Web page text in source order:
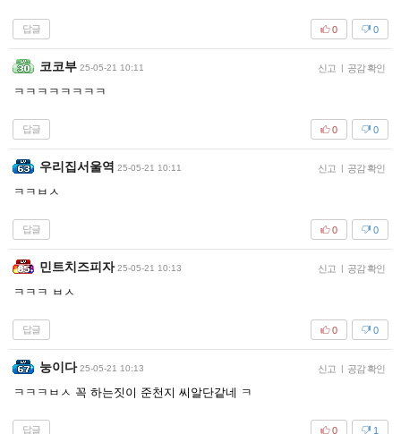
답글 0
0
코코부 25-05-21 10:11 신고 | 공감 확인
ㅋㅋㅋㅋㅋㅋㅋㅋ
답글 0
0
우리집서울역 25-05-21 10:11 신고 | 공감 확인
ㅋㅋㅂㅅ
답글 0
0
민트치즈피자 25-05-21 10:13 신고 | 공감 확인
ㅋㅋㅋ ㅂㅅ
답글 0
0
눙이다 25-05-21 10:13 신고 | 공감 확인
ㅋㅋㅋㅂㅅ 꼭 하는짓이 준천지 씨알단같네 ㅋ
답글 1
0